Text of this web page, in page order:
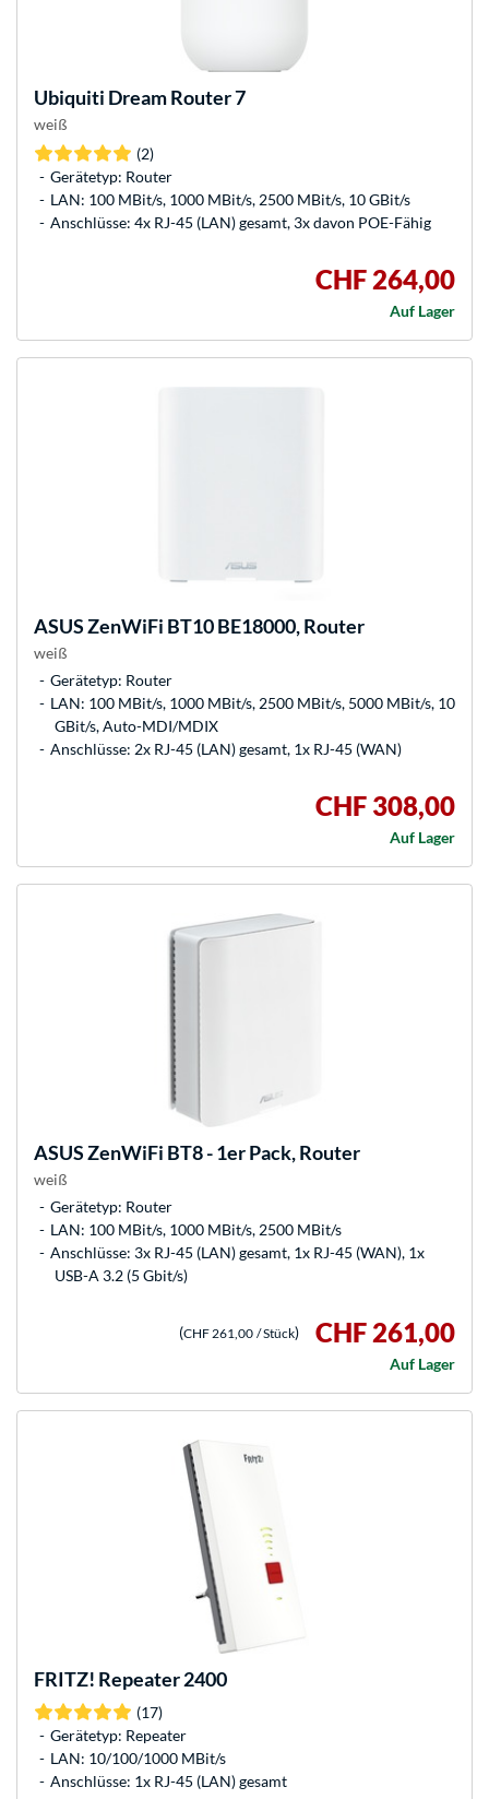
Ubiquiti Dream Router 7
weiß
(2)
Gerätetyp: Router
LAN: 100 MBit/s, 1000 MBit/s, 2500 MBit/s, 10 GBit/s
Anschlüsse: 4x RJ-45 (LAN) gesamt, 3x davon POE-Fähig
CHF 264,00
Auf Lager
ASUSZenWiFi BT10 BE18000, Router
weiß
Gerätetyp: Router
LAN: 100 MBit/s, 1000 MBit/s, 2500 MBit/s, 5000 MBit/s, 10
GBit/s, Auto-MDI/MDIX
Anschlüsse: 2x RJ-45 (LAN) gesamt, 1x RJ-45 (WAN)
CHF 308,00
Auf Lager
ASUSZenWiFi BT8 - 1er Pack, Router
weiß
Gerätetyp: Router
LAN: 100 MBit/s, 1000 MBit/s, 2500 MBit/s
Anschlüsse: 3x RJ-45 (LAN) gesamt, 1x RJ-45 (WAN), 1x
USB-A 3.2 (5 Gbit/s)
(CHF 261,00 / Stück) CHF 261,00
Auf Lager
FRITZ! Repeater 2400
(17)
Gerätetyp: Repeater
LAN: 10/100/1000 MBit/s
Anschlüsse: 1x RJ-45 (LAN) gesamt